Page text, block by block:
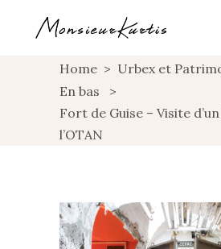
Home > Urbex et
En bas
>
Fort de Guise – Visite
l’OTAN